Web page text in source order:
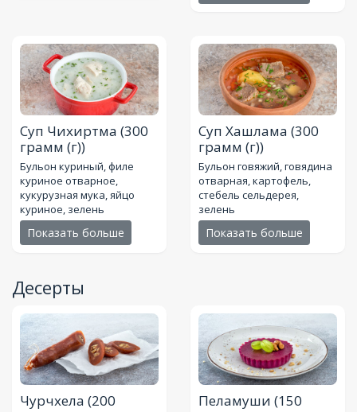
Суп Чихиртма (300
грамм (г))
Бульон куриный, филе
куриное отварное,
кукурузная мука, яйцо
куриное, зелень
Показать больше
Суп Хашлама (300
грамм (г))
Бульон говяжий, говядина
отварная, картофель,
стебель сельдерея,
зелень
Показать больше
Десерты
Чурчхела (200
Пеламуши (150